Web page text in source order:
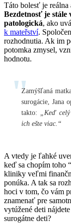
Táto bolesť je reálna
Bezdetnosť je stále
patologická, ako
k mateřství.
rozhodnutia. Ak im
potomka zmysel,
hodnotu.
Zamýšľaná
surogácie, Jana
takto: „Keď
ich ešte viac.“
A vtedy je ľahké
keď sa chopím toho
kliniky veľmi
ponúka. A tak sa
hoci v tom, čo vám
znamenať pre
vytúžené deti
surogátne deti?